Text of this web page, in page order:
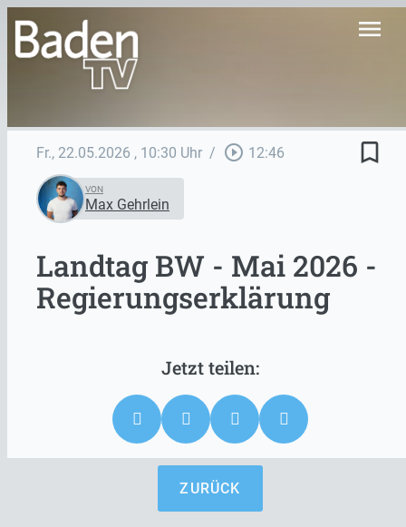
menu
Fr., 22.05.2026 , 10:30 Uhr / play_circle_outline 12:46 bookmark_border
VON
Max Gehrlein
Landtag BW - Mai 2026 -
Regierungserklärung
ZURÜCK